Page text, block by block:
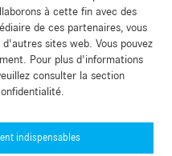
à cette fin avec des
de ces partenaires, vous
sites web. Vous pouvez
Pour plus d'informations
consulter la section
indispensables